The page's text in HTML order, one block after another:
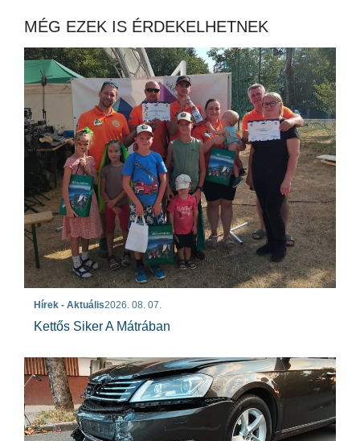
MÉG EZEK IS ÉRDEKELHETNEK
Hírek - Aktuális2026. 08. 07.
Kettős Siker A Mátrában